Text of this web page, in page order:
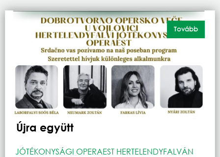
Újra együtt
JÓTÉKONYSÁGI OPERAEST HERTELENDYFALVÁN
Tovább